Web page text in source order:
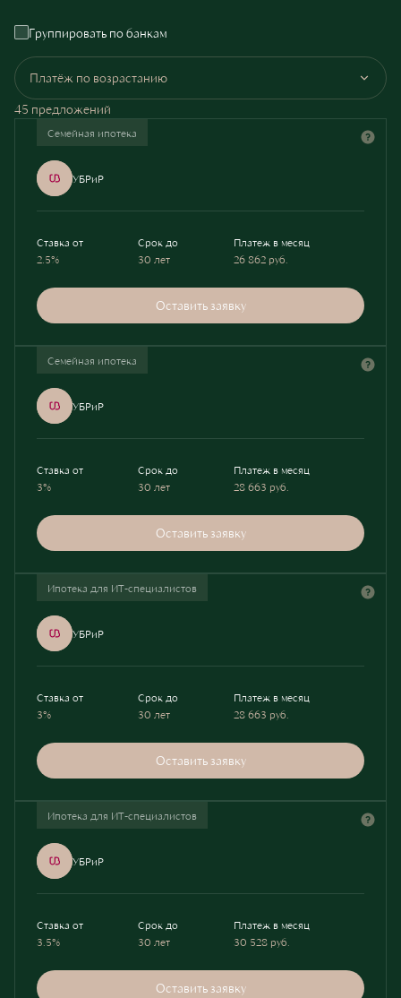
Группировать по банкам
Платёж по возрастанию
45 предложений
Семейная ипотека
УБРиР
Ставка от
2.5%
Срок до
30 лет
Платеж в месяц
26 862 руб.
Оставить заявку
Семейная ипотека
УБРиР
Ставка от
3%
Срок до
30 лет
Платеж в месяц
28 663 руб.
Оставить заявку
Ипотека для ИТ-специалистов
УБРиР
Ставка от
3%
Срок до
30 лет
Платеж в месяц
28 663 руб.
Оставить заявку
Ипотека для ИТ-специалистов
УБРиР
Ставка от
3.5%
Срок до
30 лет
Платеж в месяц
30 528 руб.
Оставить заявку